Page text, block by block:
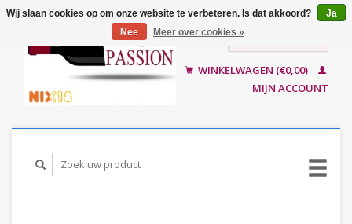
WINKELWAGEN (€0,00)
MIJN ACCOUNT
Wij slaan cookies op om onze website te verbeteren. Is dat akkoord?
Ja
Nee
Meer over cookies »